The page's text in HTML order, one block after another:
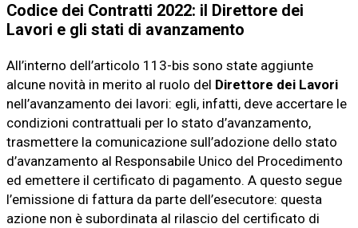
Codice dei Contratti 2022: il Direttore dei
Lavori e gli stati di avanzamento
All’interno dell’articolo 113-bis sono state aggiunte
alcune novità in merito al ruolo del Direttore dei Lavori
nell’avanzamento dei lavori: egli, infatti, deve accertare le
condizioni contrattuali per lo stato d’avanzamento,
trasmettere la comunicazione sull’adozione dello stato
d’avanzamento al Responsabile Unico del Procedimento
ed emettere il certificato di pagamento. A questo segue
l’emissione di fattura da parte dell’esecutore: questa
azione non è subordinata al rilascio del certificato di